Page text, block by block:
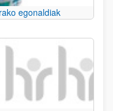
egonaldiak